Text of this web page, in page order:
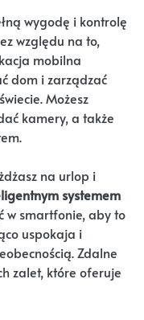
wygodę i kontrolę
względu na to,
mobilna
dom i zarządzać
Możesz
kamery, a także
na urlop i
systemem
w smartfonie, aby to
uspokaja i
Zdalne
zalet, które oferuje